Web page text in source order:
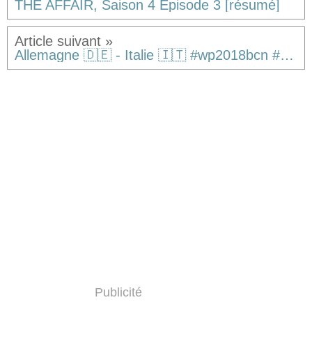
THE AFFAIR, Saison 4 Episode 3 [résumé]
Allemagne 🇩🇪 - Italie 🇮🇹 #wp2018bcn #europeanwaterpolochampionships #waterpolo #forzaitalia🇮🇹 #settebello #GERITA #incoherence #francoitalien #waterpoloboy #binational #schizophrenia #pallanuoto #thegoalkeeperisGandalf #youshallnotpass @Piscines Bernat Picornell
Publicité